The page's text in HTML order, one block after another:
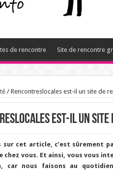
de rencontre Site de rencontre
/ Rencontreslocales est-il un site de
est-il un
sur cet article, c’est sûrement
chez vous. Et ainsi, vous vous
car nous faisons au